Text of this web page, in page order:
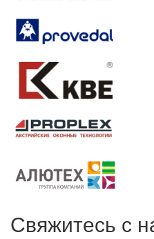
Свяжитесь с